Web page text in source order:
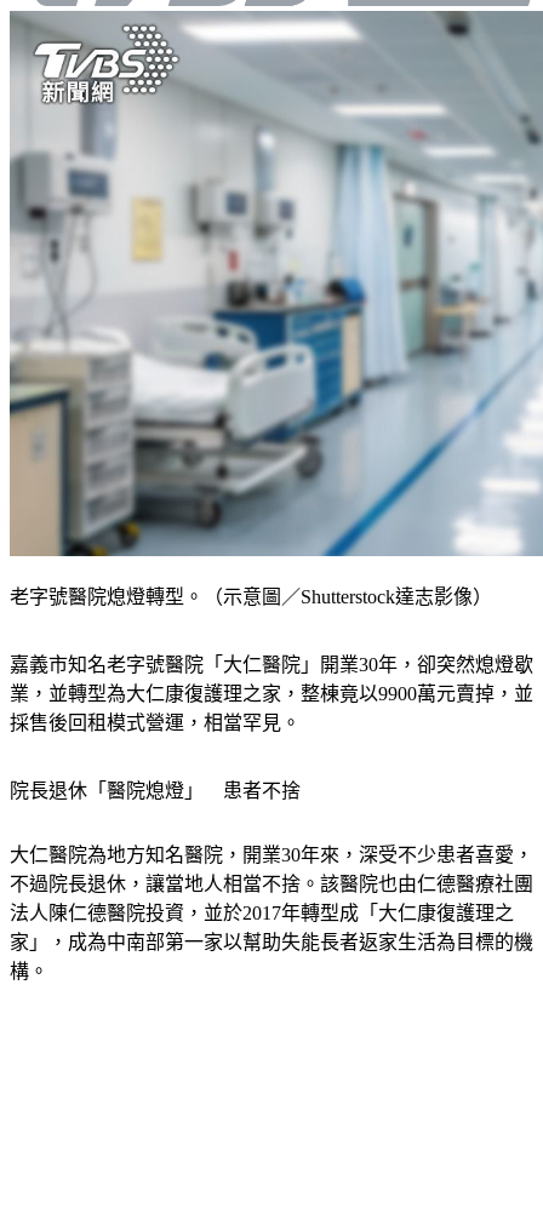
嘉義市知名老字號醫院「大仁醫院」開業30年，卻突然熄燈歇
業，並轉型為大仁康復護理之家，整棟竟以9900萬元賣掉，並
大仁醫院為地方知名醫院，開業30年來，深受不少患者喜愛，
不過院長退休，讓當地人相當不捨。該醫院也由仁德醫療社團
法人陳仁德醫院投資，並於2017年轉型成「大仁康復護理之
家」，成為中南部第一家以幫助失能長者返家生活為目標的機